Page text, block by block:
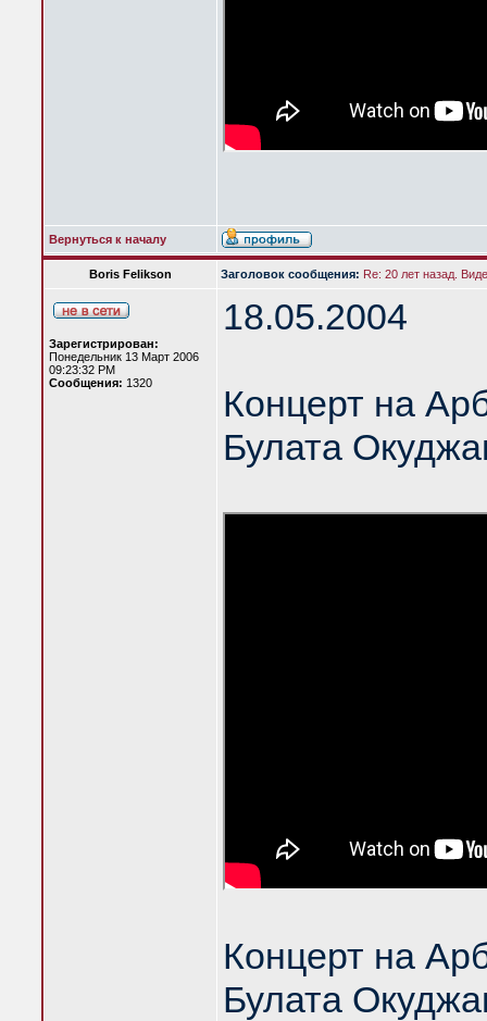
Вернуться к началу
Boris Felikson Заголовок сообщения: Re: 20 лет назад.
Зарегистрирован:
Понедельник 13 Март 2006
09:23:32 PM
Сообщения: 1320
18.05.2004
Концерт на
Булата
Концерт на
Булата